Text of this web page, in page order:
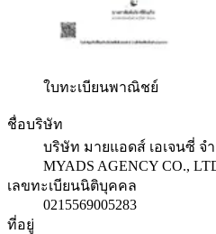
ใบทะเบียนพาณิชย์
ชื่อบริษัท
บริษัท มายแอดส์ เอเจนซี่ จ
MYADS AGENCY CO.,
เลขทะเบียนนิติบุคคล
0215569005283
ที่อยู่